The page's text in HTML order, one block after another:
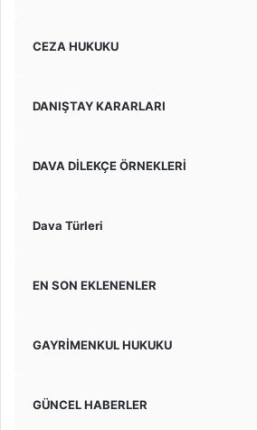
CEZA HUKUKU
DANIŞTAY KARARLARI
DAVA DİLEKÇE ÖRNEKLERİ
Dava Türleri
EN SON EKLENENLER
GAYRİMENKUL HUKUKU
GÜNCEL HABERLER